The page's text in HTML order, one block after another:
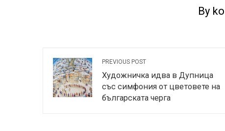
By
PREVIOUS POST
Художничка идва в Дупница
със симфония от цветовете на
българската черга